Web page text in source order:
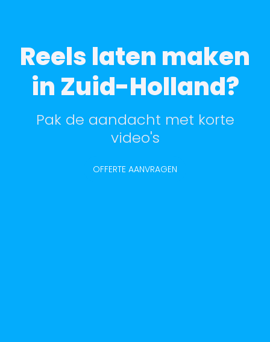
Reels laten maken
in Zuid-Holland?
Pak de aandacht met korte
video's
OFFERTE AANVRAGEN